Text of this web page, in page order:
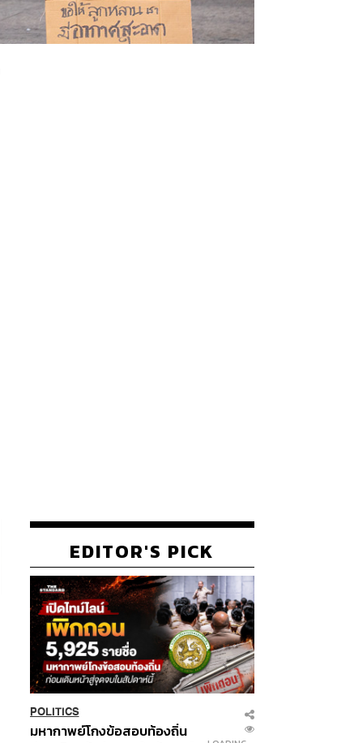
EDITOR'S PICK
POLITICS
มหากาพย์โกงข้อสอบท้องถิ่น